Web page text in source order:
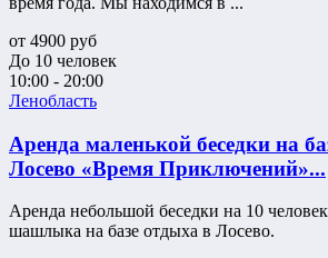
от 4900 руб
До 10 человек
10:00 - 20:00
Ленобласть
Аренда маленькой беседки на
Лосево «Время Приключений»...
Аренда небольшой беседки на 10
шашлыка на базе отдыха в Лосево.